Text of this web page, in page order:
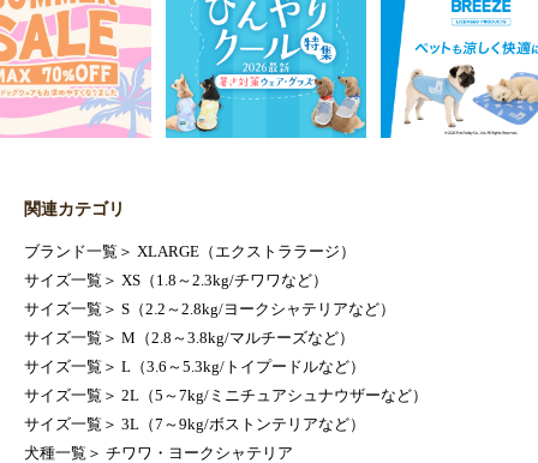
関連カテゴリ
ブランド一覧 ＞ XLARGE（エクストララージ）
サイズ一覧 ＞ XS（1.8～2.3kg/チワワなど）
サイズ一覧 ＞ S（2.2～2.8kg/ヨークシャテリアなど）
サイズ一覧 ＞ M（2.8～3.8kg/マルチーズなど）
サイズ一覧 ＞ L（3.6～5.3kg/トイプードルなど）
サイズ一覧 ＞ 2L（5～7kg/ミニチュアシュナウザーなど）
サイズ一覧 ＞ 3L（7～9kg/ボストンテリアなど）
犬種一覧 ＞ チワワ・ヨークシャテリア